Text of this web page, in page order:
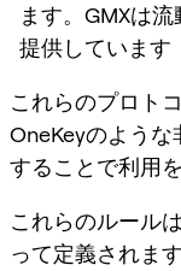
ます。GMXは
提供しています
これらのプロト
OneKeyのよう
することで利用
これらのルール
って定義されま